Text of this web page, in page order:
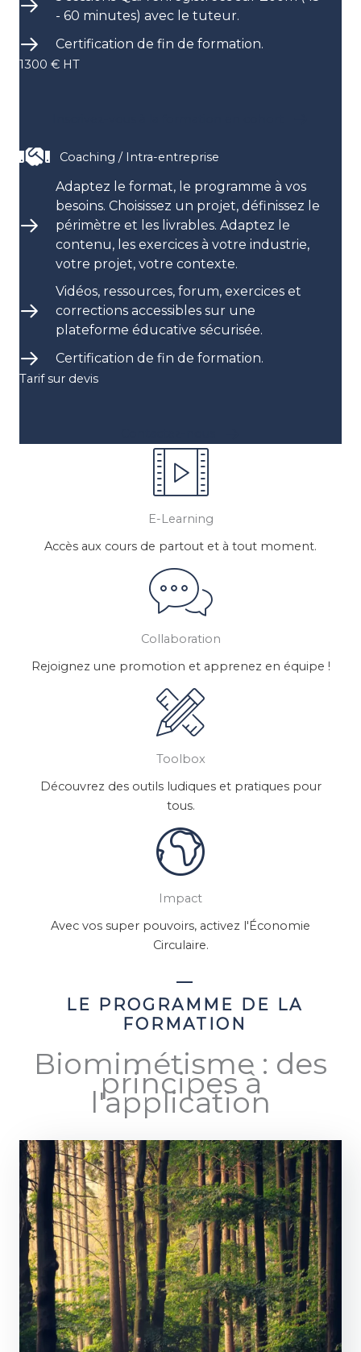
- 60 minutes) avec le tuteur.
Certification de fin de formation.
1300 € HT
Coaching / Intra-entreprise
Adaptez le format, le programme à vos
besoins. Choisissez un projet, définissez le
périmètre et les livrables. Adaptez le
contenu, les exercices à votre industrie,
votre projet, votre contexte.
Vidéos, ressources, forum, exercices et
corrections accessibles sur une
plateforme éducative sécurisée.
Certification de fin de formation.
Tarif sur devis
E-Learning
Accès aux cours de partout et à tout moment.
Collaboration
Rejoignez une promotion et apprenez en équipe !
Toolbox
Découvrez des outils ludiques et pratiques pour
tous.
Impact
Avec vos super pouvoirs, activez l'Économie
Circulaire.
LE PROGRAMME DE LA
FORMATION
Biomimétisme : des
principes à
l'application